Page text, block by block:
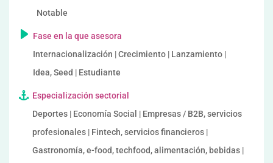
Notable
Fase en la que asesora
Internacionalización | Crecimiento | Lanzamiento |
Idea, Seed | Estudiante
Especialización sectorial
Deportes | Economía Social | Empresas / B2B, servicios
profesionales | Fintech, servicios financieros |
Gastronomía, e-food, techfood, alimentación, bebidas |